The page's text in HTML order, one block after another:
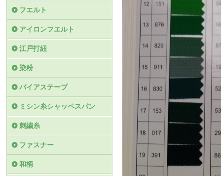
フエルト
アイロンフエルト
江戸打紐
染粉
バイアステープ
ミシン糸シャッペスパン
刺繍糸
ファスナー
和柄